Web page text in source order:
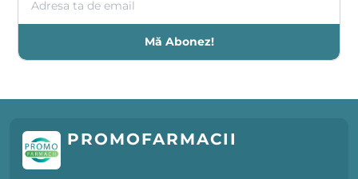
Mă Abonez!
PROMOFARMACII